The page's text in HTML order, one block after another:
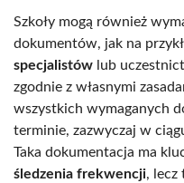
Szkoły mogą również
dokumentów, jak na
specjalistów lub
zgodnie z własnymi
wszystkich wymaganych
terminie, zazwyczaj w
Taka dokumentacja ma
śledzenia frekwencji, lecz